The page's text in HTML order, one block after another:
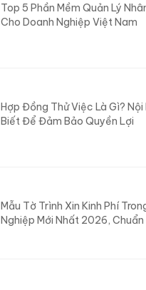
Top 5 Phần Mềm Quản Lý
Cho Doanh Nghiệp Việt Nam
Hợp Đồng Thử Việc Là Gì? Nội
Biết Để Đảm Bảo Quyền Lợi
Mẫu Tờ Trình Xin Kinh Phí
Nghiệp Mới Nhất 2026, Chuẩn